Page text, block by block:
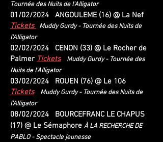
Tournée des Nuits de l'Alligator
01/02/2024 ANGOULEME (16) @ La Nef
Tickets Muddy Gurdy - Tournée des Nuits de
l'Alligator
02/02/2024 CENON (33) @ Le Rocher de
Palmer Tickets Muddy Gurdy - Tournée des
Nuits de l'Alligator
03/02/2024 ROUEN (76) @ Le 106
Tickets
Muddy Gurdy - Tournée des Nuits de
l'Alligator
08/02/2024 BOURCEFRANC LE CHAPUS
(17) @ Le Sémaphore À LA RECHERCHE DE
PABLO -Spectacle jeunesse